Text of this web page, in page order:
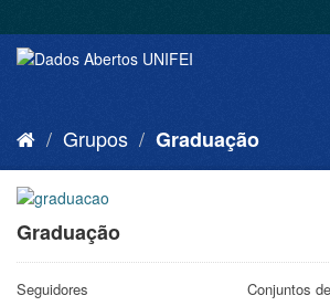
Grupos Graduação
Graduação
Seguidores Conjuntos